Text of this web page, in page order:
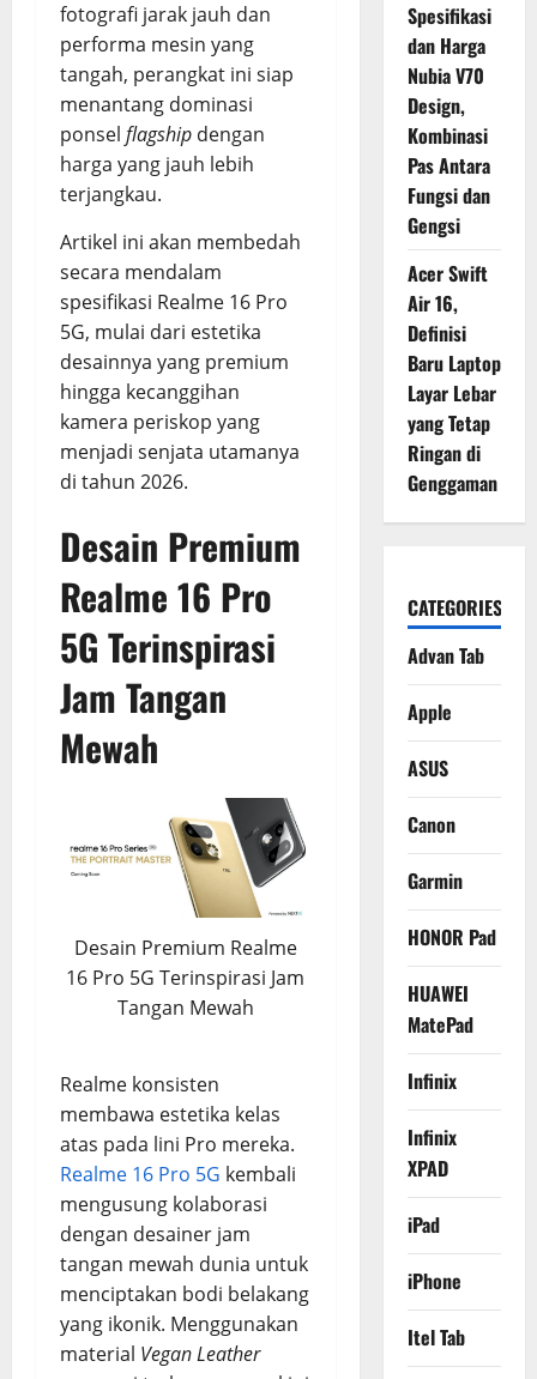
fotografi jarak jauh dan
performa mesin yang
tangah, perangkat ini siap
menantang dominasi
ponsel flagship dengan
harga yang jauh lebih
terjangkau.
Artikel ini akan membedah
secara mendalam
spesifikasi Realme 16 Pro
5G, mulai dari estetika
desainnya yang premium
hingga kecanggihan
kamera periskop yang
menjadi senjata utamanya
di tahun 2026.
Desain Premium
Realme 16 Pro
5G Terinspirasi
Jam Tangan
Mewah
Desain Premium Realme
16 Pro 5G Terinspirasi Jam
Tangan Mewah
Realme konsisten
membawa estetika kelas
atas pada lini Pro mereka.
Realme 16 Pro 5G kembali
mengusung kolaborasi
dengan desainer jam
tangan mewah dunia untuk
menciptakan bodi belakang
yang ikonik. Menggunakan
material Vegan Leather
Spesifikasi
dan Harga
Nubia V70
Design,
Kombinasi
Pas Antara
Fungsi dan
Gengsi
Acer Swift
Air 16,
Definisi
Baru Laptop
Layar Lebar
yang Tetap
Ringan di
Genggaman
CATEGORIES
Advan Tab
Apple
ASUS
Canon
Garmin
HONOR Pad
HUAWEI
MatePad
Infinix
Infinix
XPAD
iPad
iPhone
Itel Tab